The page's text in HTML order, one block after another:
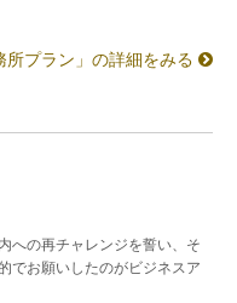
所プラン」の詳細をみる
への再チャレンジを誓い、そ
でお願いしたのがビジネスア